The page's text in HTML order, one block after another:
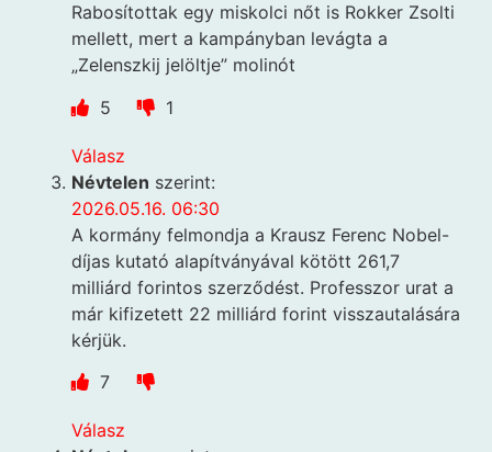
Rabosítottak egy miskolci nőt is Rokker Zsolti
mellett, mert a kampányban levágta a
„Zelenszkij jelöltje” molinót
5
1
Válasz
Névtelen szerint:
2026.05.16. 06:30
A kormány felmondja a Krausz Ferenc Nobel-
díjas kutató alapítványával kötött 261,7
milliárd forintos szerződést. Professzor urat a
már kifizetett 22 milliárd forint visszautalására
kérjük.
7
Válasz